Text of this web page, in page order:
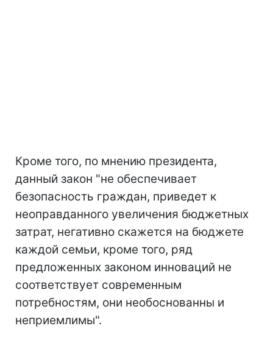
Кроме того, по мнению президента,
данный закон "не обеспечивает
безопасность граждан, приведет к
неоправданного увеличения бюджетных
затрат, негативно скажется на бюджете
каждой семьи, кроме того, ряд
предложенных законом инноваций не
соответствует современным
потребностям, они необоснованны и
неприемлимы".